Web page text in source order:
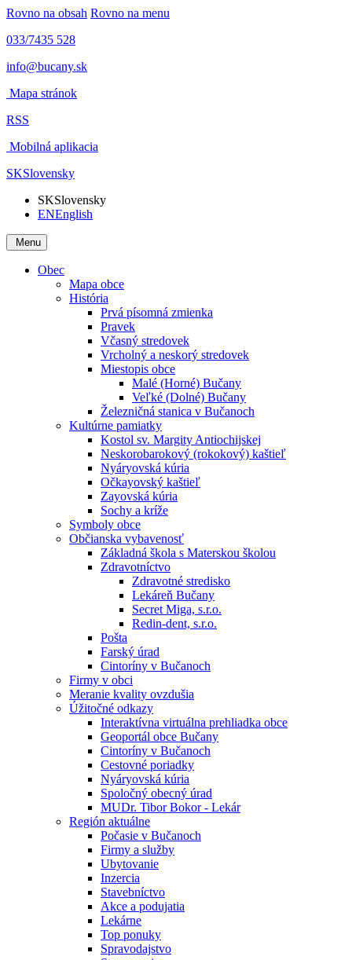
Rovno na obsah Rovno na menu
033/7435 528
info@bucany.sk
Mapa stránok
RSS
Mobilná aplikacia
SKSlovensky
SKSlovensky
ENEnglish
Menu
Obec
Mapa obce
História
Prvá písomná zmienka
Pravek
Včasný stredovek
Vrcholný a neskorý stredovek
Miestopis obce
Malé (Horné) Bučany
Veľké (Dolné) Bučany
Železničná stanica v Bučanoch
Kultúrne pamiatky
Kostol sv. Margity Antiochijskej
Neskorobarokový (rokokový) kaštieľ
Nyáryovská kúria
Očkayovský kaštieľ
Zayovská kúria
Sochy a kríže
Symboly obce
Občianska vybavenosť
Základná škola s Materskou školou
Zdravotníctvo
Zdravotné stredisko
Lekáreň Bučany
Secret Miga, s.r.o.
Redin-dent, s.r.o.
Pošta
Farský úrad
Cintoríny v Bučanoch
Firmy v obci
Meranie kvality ovzdušia
Úžitočné odkazy
Interaktívna virtuálna prehliadka obce
Geoportál obce Bučany
Cintoríny v Bučanoch
Cestovné poriadky
Nyáryovská kúria
Spoločný obecný úrad
MUDr. Tibor Bokor - Lekár
Región aktuálne
Počasie v Bučanoch
Firmy a služby
Ubytovanie
Inzercia
Stavebníctvo
Akce a podujatia
Lekárne
Top ponuky
Spravodajstvo